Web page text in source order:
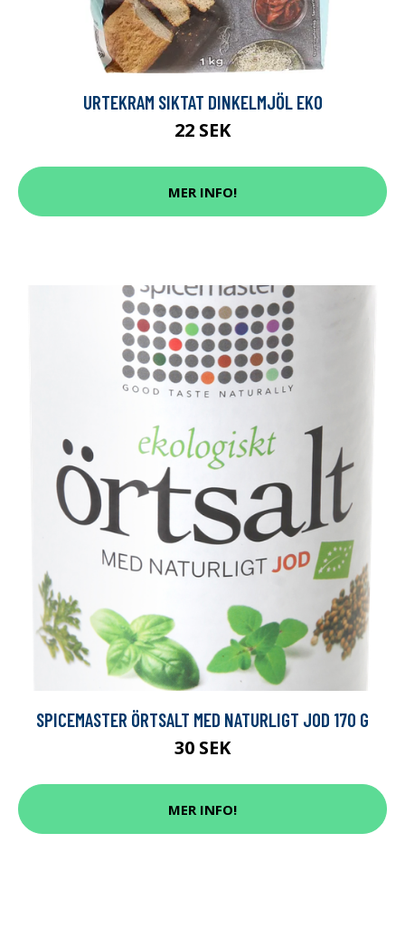
URTEKRAM SIKTAT DINKELMJÖL EKO
22 SEK
MER INFO!
SPICEMASTER ÖRTSALT MED NATURLIGT JOD 170 G
30 SEK
MER INFO!